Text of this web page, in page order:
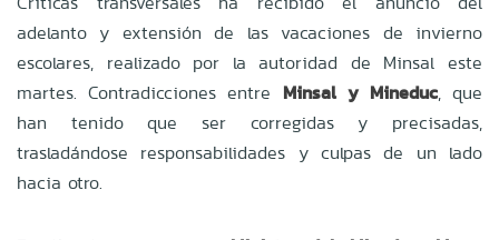
adelanto y extensión de las vacaciones de invierno
escolares, realizado por la autoridad de Minsal este
martes. Contradicciones entre Minsal y Mineduc, que
han tenido que ser corregidas y precisadas,
trasladándose responsabilidades y culpas de un lado
hacia otro.